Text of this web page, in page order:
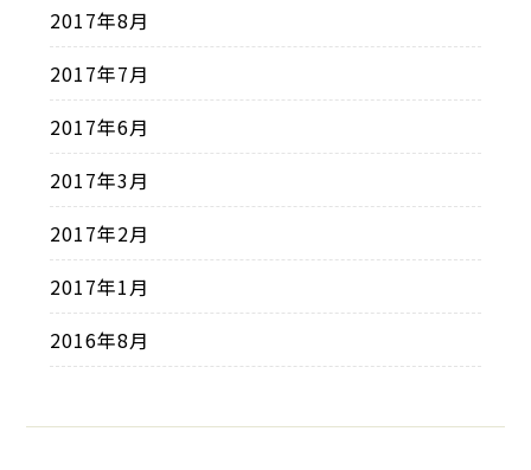
2017年8月
2017年7月
2017年6月
2017年3月
2017年2月
2017年1月
2016年8月